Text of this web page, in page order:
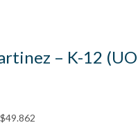
– K-12
$49.862